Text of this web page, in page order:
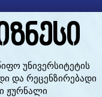
უნივერსიტეტის
და რეცენზირებადი
ჟურნალი